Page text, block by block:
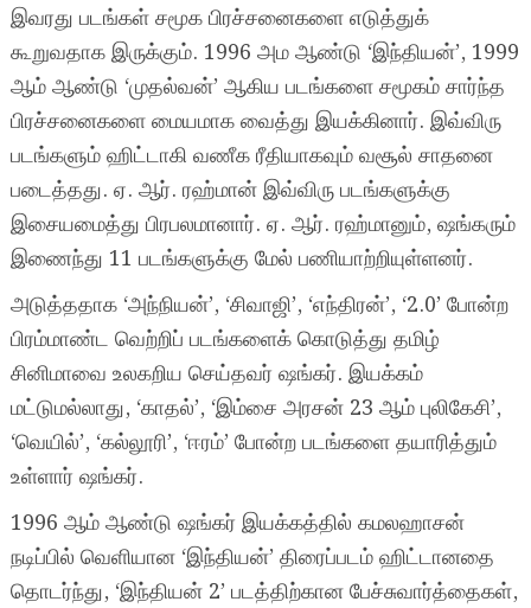
இவரது படங்கள் சமூக பிரச்சனைகளை எடுத்துக்
கூறுவதாக இருக்கும். 1996 அம ஆண்டு ‘இந்தியன்’, 1999
ஆம் ஆண்டு ‘முதல்வன்’ ஆகிய படங்களை சமூகம் சார்ந்த
பிரச்சனைகளை மையமாக வைத்து இயக்கினார். இவ்விரு
படங்களும் ஹிட்டாகி வணீக ரீதியாகவும் வசூல் சாதனை
படைத்தது. ஏ. ஆர். ரஹ்மான் இவ்விரு படங்களுக்கு
இசையமைத்து பிரபலமானார். ஏ. ஆர். ரஹ்மானும், ஷங்கரும்
இணைந்து 11 படங்களுக்கு மேல் பணியாற்றியுள்ளனர்.
அடுத்ததாக ‘அந்நியன்’, ‘சிவாஜி’, ‘எந்திரன்’, ‘2.0’ போன்ற
பிரம்மாண்ட வெற்றிப் படங்களைக் கொடுத்து தமிழ்
சினிமாவை உலகறிய செய்தவர் ஷங்கர். இயக்கம்
மட்டுமல்லாது, ‘காதல்’, ‘இம்சை அரசன் 23 ஆம் புலிகேசி’,
‘வெயில்’, ‘கல்லூரி’, ‘ஈரம்’ போன்ற படங்களை தயாரித்தும்
உள்ளார் ஷங்கர்.
1996 ஆம் ஆண்டு ஷங்கர் இயக்கத்தில் கமலஹாசன்
நடிப்பில் வெளியான ‘இந்தியன்’ திரைப்படம் ஹிட்டானதை
தொடர்ந்து, ‘இந்தியன் 2’ படத்திற்கான பேச்சுவார்த்தைகள்,